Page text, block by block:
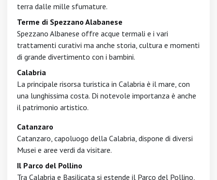
terra dalle mille sfumature.
Terme di Spezzano Alabanese
Spezzano Albanese offre acque termali e i vari
trattamenti curativi ma anche storia, cultura e momenti
di grande divertimento con i bambini.
Calabria
La principale risorsa turistica in Calabria è il mare, con
una lunghissima costa. Di notevole importanza è anche
il patrimonio artistico.
Catanzaro
Catanzaro, capoluogo della Calabria, dispone di diversi
Musei e aree verdi da visitare.
Il Parco del Pollino
Tra Calabria e Basilicata si estende il Parco del Pollino,